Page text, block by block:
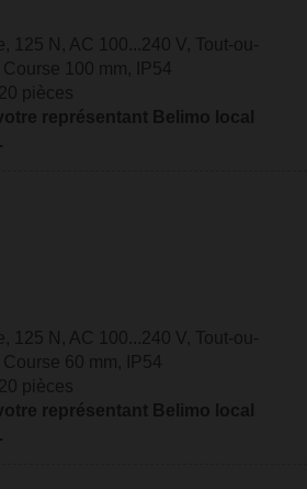
125 N, AC 100...240 V, Tout-ou-
Course 100 mm, IP54
pièces
représentant Belimo local
125 N, AC 100...240 V, Tout-ou-
Course 60 mm, IP54
pièces
représentant Belimo local